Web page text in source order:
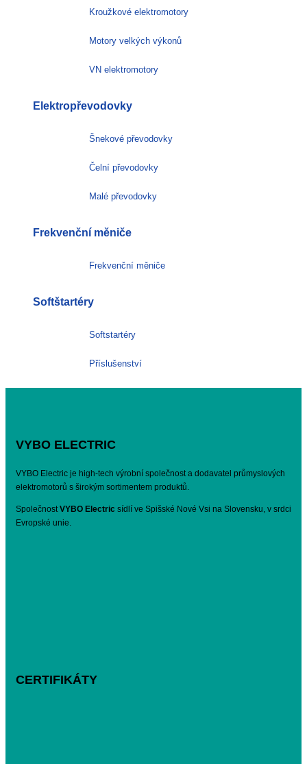
Kroužkové elektromotory
Motory velkých výkonů
VN elektromotory
Elektropřevodovky
Šnekové převodovky
Čelní převodovky
Malé převodovky
Frekvenční měniče
Frekvenční měniče
Softštartéry
Softstartéry
Příslušenství
VYBO ELECTRIC
VYBO Electric je high-tech výrobní společnost a dodavatel průmyslových
elektromotorů s širokým sortimentem produktů.
SpolečnostVYBO Electric sídlí ve Spišské Nové Vsi na Slovensku, v srdci
Evropské unie.
CERTIFIKÁTY